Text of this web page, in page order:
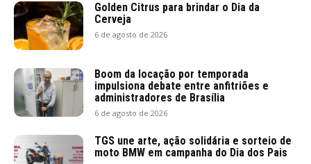
Golden Citrus para brindar o Dia da
Cerveja
6 de agosto de 2026
Boom da locação por temporada
impulsiona debate entre anfitriões e
administradores de Brasília
6 de agosto de 2026
TGS une arte, ação solidária e sorteio de
moto BMW em campanha do Dia dos Pais